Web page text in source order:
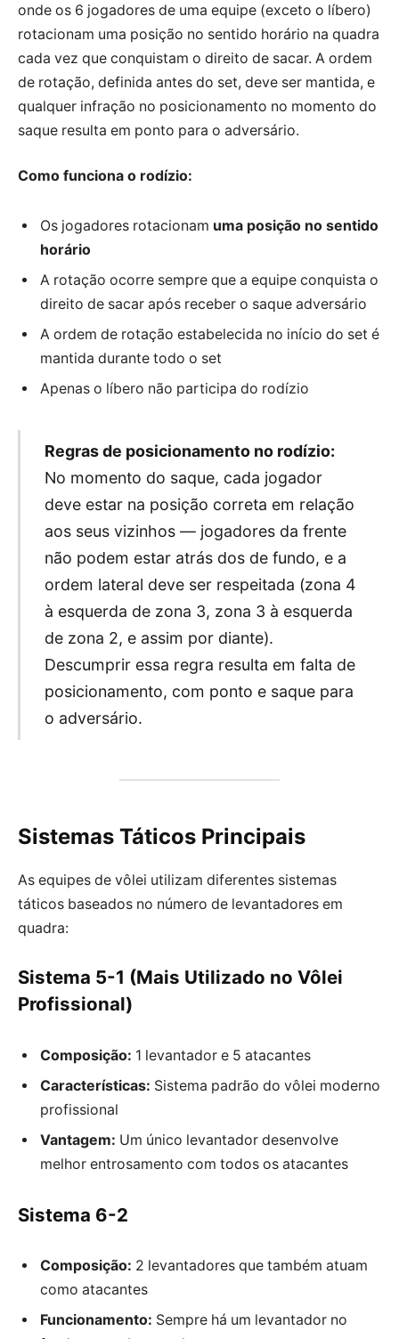
onde os 6 jogadores de uma equipe (exceto o líbero)
rotacionam uma posição no sentido horário na quadra
cada vez que conquistam o direito de sacar. A ordem
de rotação, definida antes do set, deve ser mantida, e
qualquer infração no posicionamento no momento do
saque resulta em ponto para o adversário.
Como funciona o rodízio:
Os jogadores rotacionam uma posição no sentido
horário
A rotação ocorre sempre que a equipe conquista o
direito de sacar após receber o saque adversário
A ordem de rotação estabelecida no início do set é
mantida durante todo o set
Apenas o líbero não participa do rodízio
Regras de posicionamento no rodízio:
No momento do saque, cada jogador
deve estar na posição correta em relação
aos seus vizinhos — jogadores da frente
não podem estar atrás dos de fundo, e a
ordem lateral deve ser respeitada (zona 4
à esquerda de zona 3, zona 3 à esquerda
de zona 2, e assim por diante).
Descumprir essa regra resulta em falta de
posicionamento, com ponto e saque para
o adversário.
Sistemas Táticos Principais
As equipes de vôlei utilizam diferentes sistemas
táticos baseados no número de levantadores em
quadra:
Sistema 5-1 (Mais Utilizado no Vôlei
Profissional)
Composição: 1 levantador e 5 atacantes
Características: Sistema padrão do vôlei moderno
profissional
Vantagem: Um único levantador desenvolve
melhor entrosamento com todos os atacantes
Sistema 6-2
Composição: 2 levantadores que também atuam
como atacantes
Funcionamento: Sempre há um levantador no